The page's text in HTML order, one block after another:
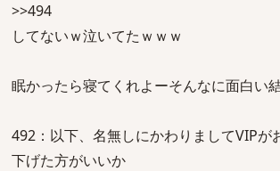
>>494
してないｗ泣いてたｗｗｗ
眠かったら寝てくれよーそんなに面白い
492：以下、名無しにかわりましてVIPが
下げた方がいいか